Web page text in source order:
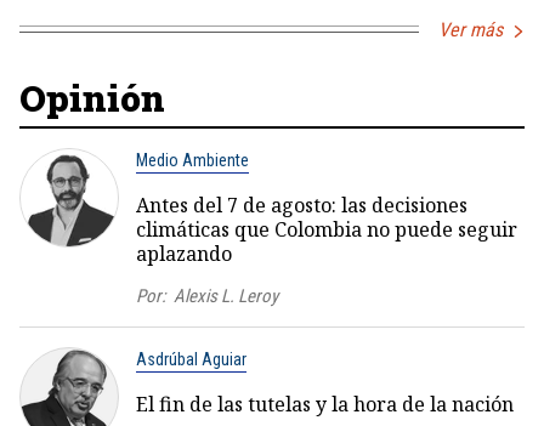
Ver más
Opinión
Medio Ambiente
Antes del 7 de agosto: las decisiones
climáticas que Colombia no puede seguir
aplazando
Por: Alexis L. Leroy
Asdrúbal Aguiar
El fin de las tutelas y la hora de la nación